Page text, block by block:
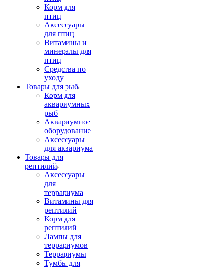
Корм для
птиц
Аксессуары
для птиц
Витамины и
минералы для
птиц
Средства по
уходу
Товары для рыб
Корм для
аквариумных
рыб
Аквариумное
оборудование
Аксессуары
для аквариума
Товары для
рептилий
Аксессуары
для
террариума
Витамины для
рептилий
Корм для
рептилий
Лампы для
террариумов
Террариумы
Тумбы для